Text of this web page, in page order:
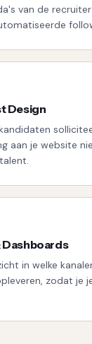
van de
Design
aan je website
in welke
zodat je